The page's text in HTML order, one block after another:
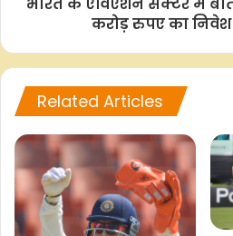
करोड़ रुपए का निवेश :
Related Articles